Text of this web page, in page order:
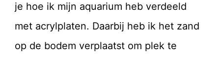
je hoe ik mijn aquarium heb verdeeld
met acrylplaten. Daarbij heb ik het zand
op de bodem verplaatst om plek te